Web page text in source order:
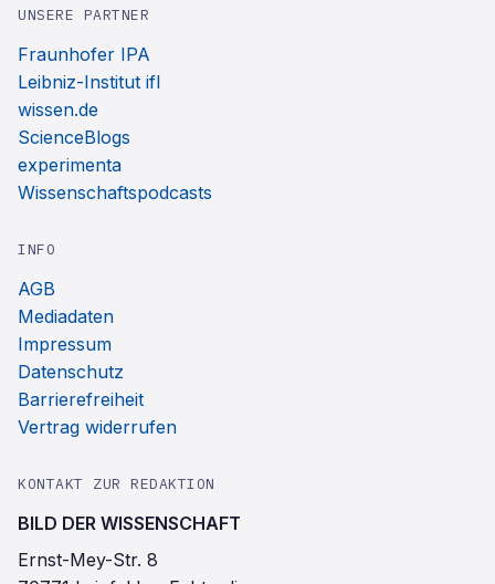
UNSERE PARTNER
Fraunhofer IPA
Leibniz-Institut ifl
wissen.de
ScienceBlogs
experimenta
Wissenschaftspodcasts
INFO
AGB
Mediadaten
Impressum
Datenschutz
Barrierefreiheit
Vertrag widerrufen
KONTAKT ZUR REDAKTION
BILD DER WISSENSCHAFT
Ernst-Mey-Str. 8